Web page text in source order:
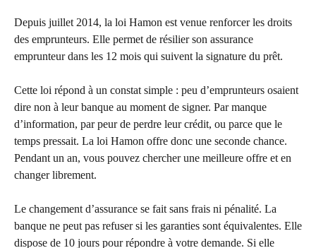
Depuis juillet 2014, la loi Hamon est venue renforcer les droits
des emprunteurs. Elle permet de résilier son assurance
emprunteur dans les 12 mois qui suivent la signature du prêt.
Cette loi répond à un constat simple : peu d’emprunteurs osaient
dire non à leur banque au moment de signer. Par manque
d’information, par peur de perdre leur crédit, ou parce que le
temps pressait. La loi Hamon offre donc une seconde chance.
Pendant un an, vous pouvez chercher une meilleure offre et en
changer librement.
Le changement d’assurance se fait sans frais ni pénalité. La
banque ne peut pas refuser si les garanties sont équivalentes. Elle
dispose de 10 jours pour répondre à votre demande. Si elle